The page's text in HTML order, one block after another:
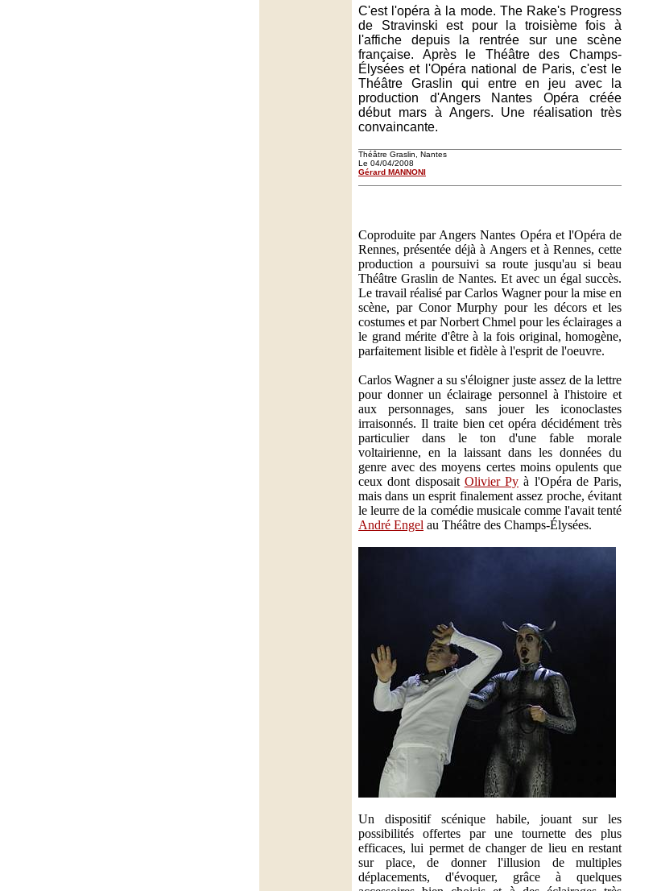
C'est l'opéra à la mode. The Rake's Progress
de Stravinski est pour la troisième fois à
l'affiche depuis la rentrée sur une scène
française. Après le Théâtre des Champs-
Élysées et l'Opéra national de Paris, c'est le
Théâtre Graslin qui entre en jeu avec la
production d'Angers Nantes Opéra créée
début mars à Angers. Une réalisation très
convaincante.
Théâtre Graslin, Nantes
Le 04/04/2008
Gérard MANNONI
Coproduite par Angers Nantes Opéra et l'Opéra de
Rennes, présentée déjà à Angers et à Rennes, cette
production a poursuivi sa route jusqu'au si beau
Théâtre Graslin de Nantes. Et avec un égal succès.
Le travail réalisé par Carlos Wagner pour la mise en
scène, par Conor Murphy pour les décors et les
costumes et par Norbert Chmel pour les éclairages a
le grand mérite d'être à la fois original, homogène,
parfaitement lisible et fidèle à l'esprit de l'oeuvre.
Carlos Wagner a su s'éloigner juste assez de la lettre
pour donner un éclairage personnel à l'histoire et
aux personnages, sans jouer les iconoclastes
irraisonnés. Il traite bien cet opéra décidément très
particulier dans le ton d'une fable morale
voltairienne, en la laissant dans les données du
genre avec des moyens certes moins opulents que
ceux dont disposait Olivier Py à l'Opéra de Paris,
mais dans un esprit finalement assez proche, évitant
le leurre de la comédie musicale comme l'avait tenté
André Engel au Théâtre des Champs-Élysées.
Un dispositif scénique habile, jouant sur les
possibilités offertes par une tournette des plus
efficaces, lui permet de changer de lieu en restant
sur place, de donner l'illusion de multiples
déplacements, d'évoquer, grâce à quelques